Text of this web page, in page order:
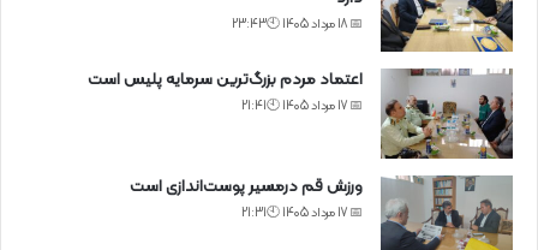
📅 18 مرداد 1405 🕙23:43
اعتماد مردم بزرگ‌ترین سرمایه پلیس است
📅 17 مرداد 1405 🕙21:41
ورزش قم درمسیر پوست‌اندازی است
📅 17 مرداد 1405 🕙21:31